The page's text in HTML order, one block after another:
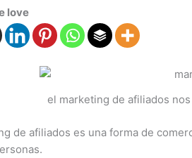
love
el marketing de afiliados
de afiliados es una forma de